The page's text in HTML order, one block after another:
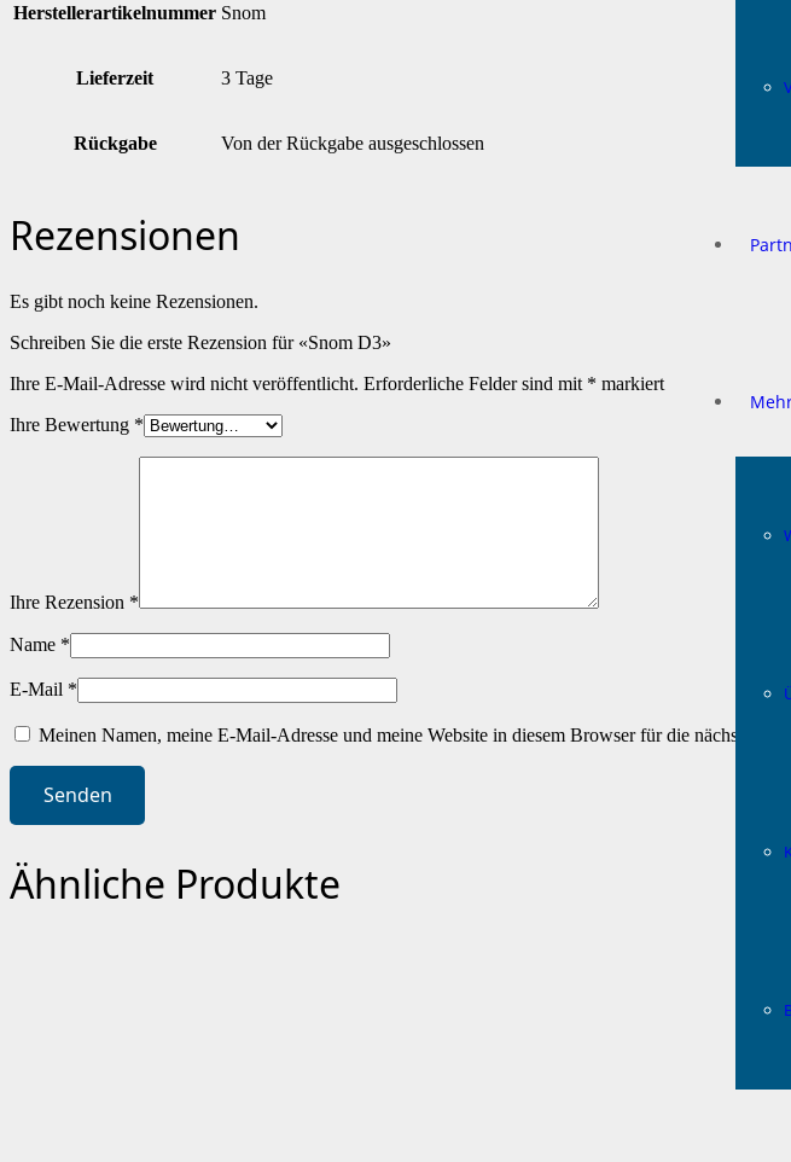
Herstellerartikelnummer Snom
Lieferzeit 3 Tage
Rückgabe Von der Rückgabe ausgeschlossen
Rezensionen
Es gibt noch keine Rezensionen.
Schreiben Sie die erste Rezension für «Snom D3»
Ihre E-Mail-Adresse wird nicht veröffentlicht. Erforderliche Felder sind mit * markiert
Ihre Bewertung *
Ihre Rezension *
Name *
E-Mail *
Meinen Namen, meine E-Mail-Adresse und meine Website in diesem Browser für die nächste
Ähnliche Produkte